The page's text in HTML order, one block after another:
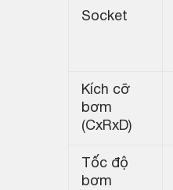
Socket
Kích cỡ
bơm
(CxRxD)
Tốc độ
bơm